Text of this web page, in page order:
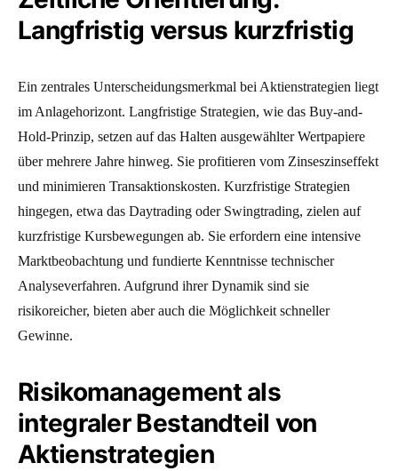
Langfristig versus kurzfristig
Ein zentrales Unterscheidungsmerkmal bei Aktienstrategien liegt
im Anlagehorizont. Langfristige Strategien, wie das Buy-and-
Hold-Prinzip, setzen auf das Halten ausgewählter Wertpapiere
über mehrere Jahre hinweg. Sie profitieren vom Zinseszinseffekt
und minimieren Transaktionskosten. Kurzfristige Strategien
hingegen, etwa das Daytrading oder Swingtrading, zielen auf
kurzfristige Kursbewegungen ab. Sie erfordern eine intensive
Marktbeobachtung und fundierte Kenntnisse technischer
Analyseverfahren. Aufgrund ihrer Dynamik sind sie
risikoreicher, bieten aber auch die Möglichkeit schneller
Gewinne.
Risikomanagement als
integraler Bestandteil von
Aktienstrategien